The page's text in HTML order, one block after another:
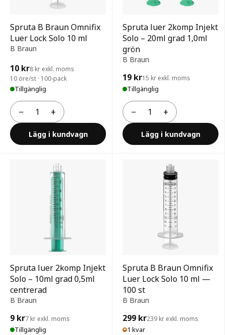
Spruta B Braun Omnifix
Luer Lock Solo 10 ml
B Braun
10 kr8 kr exkl. moms
10 öre/st · 100-pack
Tillgänglig
−
Antal +
Lägg i kundvagn
Spruta luer 2komp Injekt
Solo – 20ml grad 1,0ml
grön
B Braun
19 kr15 kr exkl. moms
Tillgänglig
−
Antal +
Lägg i kundvagn
Spruta luer 2komp Injekt
Solo – 10ml grad 0,5ml
centrerad
B Braun
9 kr7 kr exkl. moms
Tillgänglig
Spruta B Braun Omnifix
Luer Lock Solo 10 ml —
100 st
B Braun
299 kr239 kr exkl. moms
1 kvar